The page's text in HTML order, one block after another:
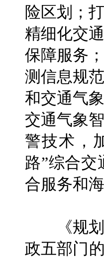
险区划；
精细化交
保障服务
测信息规
和交通气
交通气象
警技术，
路”综合
合服务和
《规划
政五部门